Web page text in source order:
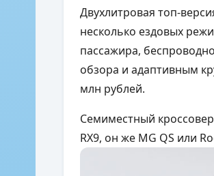
Двухлитровая топ-
несколько ездовых
пассажира,
обзора и адаптивным
млн рублей.
Семиместный
RX9, он же MG QS или